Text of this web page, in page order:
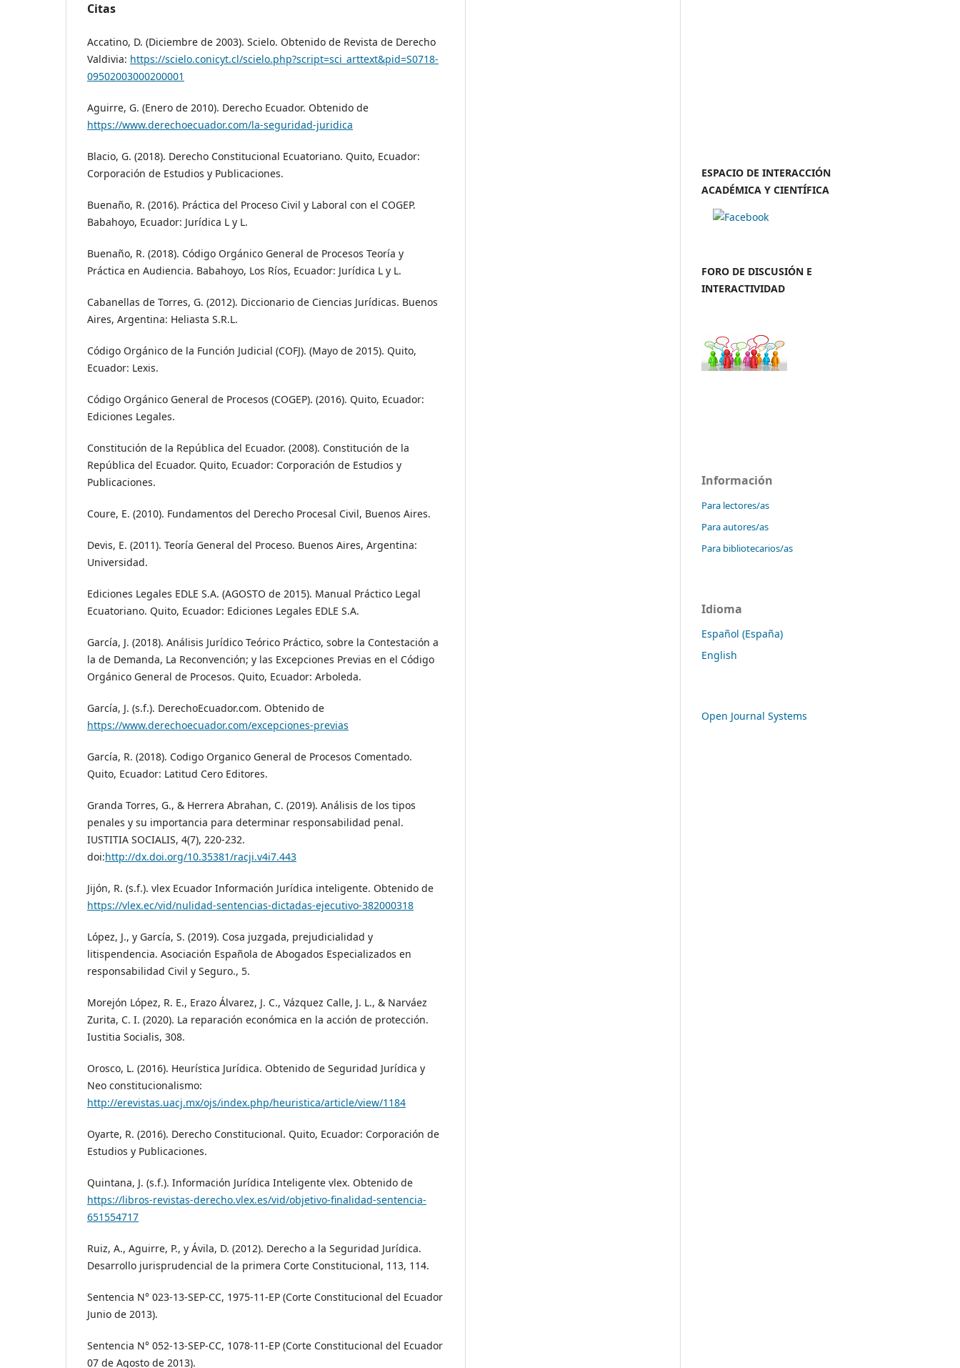
Citas
Accatino, D. (Diciembre de 2003). Scielo. Obtenido de Revista de Derecho
Valdivia: https://scielo.conicyt.cl/scielo.php?script=sci_arttext&pid=S0718-
09502003000200001
Aguirre, G. (Enero de 2010). Derecho Ecuador. Obtenido de
https://www.derechoecuador.com/la-seguridad-juridica
Blacio, G. (2018). Derecho Constitucional Ecuatoriano. Quito, Ecuador:
Corporación de Estudios y Publicaciones.
Buenaño, R. (2016). Práctica del Proceso Civil y Laboral con el COGEP.
Babahoyo, Ecuador: Jurídica L y L.
Buenaño, R. (2018). Código Orgánico General de Procesos Teoría y
Práctica en Audiencia. Babahoyo, Los Ríos, Ecuador: Jurídica L y L.
Cabanellas de Torres, G. (2012). Diccionario de Ciencias Jurídicas. Buenos
Aires, Argentina: Heliasta S.R.L.
Código Orgánico de la Función Judicial (COFJ). (Mayo de 2015). Quito,
Ecuador: Lexis.
Código Orgánico General de Procesos (COGEP). (2016). Quito, Ecuador:
Ediciones Legales.
Constitución de la República del Ecuador. (2008). Constitución de la
República del Ecuador. Quito, Ecuador: Corporación de Estudios y
Publicaciones.
Coure, E. (2010). Fundamentos del Derecho Procesal Civil, Buenos Aires.
Devis, E. (2011). Teoría General del Proceso. Buenos Aires, Argentina:
Universidad.
Ediciones Legales EDLE S.A. (AGOSTO de 2015). Manual Práctico Legal
Ecuatoriano. Quito, Ecuador: Ediciones Legales EDLE S.A.
García, J. (2018). Análisis Jurídico Teórico Práctico, sobre la Contestación a
la de Demanda, La Reconvención; y las Excepciones Previas en el Código
Orgánico General de Procesos. Quito, Ecuador: Arboleda.
García, J. (s.f.). DerechoEcuador.com. Obtenido de
https://www.derechoecuador.com/excepciones-previas
García, R. (2018). Codigo Organico General de Procesos Comentado.
Quito, Ecuador: Latitud Cero Editores.
Granda Torres, G., & Herrera Abrahan, C. (2019). Análisis de los tipos
penales y su importancia para determinar responsabilidad penal.
IUSTITIA SOCIALIS, 4(7), 220-232.
doi:http://dx.doi.org/10.35381/racji.v4i7.443
Jijón, R. (s.f.). vlex Ecuador Información Jurídica inteligente. Obtenido de
https://vlex.ec/vid/nulidad-sentencias-dictadas-ejecutivo-382000318
López, J., y García, S. (2019). Cosa juzgada, prejudicialidad y
litispendencia. Asociación Española de Abogados Especializados en
responsabilidad Civil y Seguro., 5.
Morejón López, R. E., Erazo Álvarez, J. C., Vázquez Calle, J. L., & Narváez
Zurita, C. I. (2020). La reparación económica en la acción de protección.
Iustitia Socialis, 308.
Orosco, L. (2016). Heurística Jurídica. Obtenido de Seguridad Jurídica y
Neo constitucionalismo:
http://erevistas.uacj.mx/ojs/index.php/heuristica/article/view/1184
Oyarte, R. (2016). Derecho Constitucional. Quito, Ecuador: Corporación de
Estudios y Publicaciones.
Quintana, J. (s.f.). Información Jurídica Inteligente vlex. Obtenido de
https://libros-revistas-derecho.vlex.es/vid/objetivo-finalidad-sentencia-
651554717
Ruiz, A., Aguirre, P., y Ávila, D. (2012). Derecho a la Seguridad Jurídica.
Desarrollo jurisprudencial de la primera Corte Constitucional, 113, 114.
Sentencia N° 023-13-SEP-CC, 1975-11-EP (Corte Constitucional del Ecuador
Junio de 2013).
Sentencia N° 052-13-SEP-CC, 1078-11-EP (Corte Constitucional del Ecuador
07 de Agosto de 2013).
ESPACIO DE INTERACCIÓN
ACADÉMICA Y CIENTÍFICA
FORO DE DISCUSIÓN E
INTERACTIVIDAD
Información
Para lectores/as
Para autores/as
Para bibliotecarios/as
Idioma
Español (España)
English
Open Journal Systems